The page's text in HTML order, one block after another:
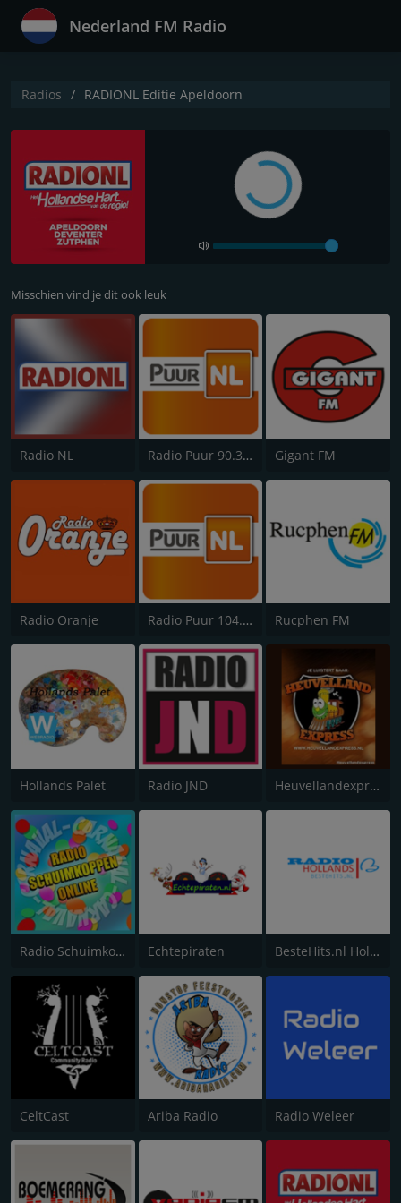
Nederland FM Radio
Radios RADIONL Editie Apeldoorn
Misschien vind je dit ook leuk
Radio NL Radio Puur 90.3 FM Zuidoost Brabant Gigant FM
Radio Oranje Radio Puur 104.3 FM West Brabant Rucphen FM
Hollands Palet Radio JND Heuvellandexpress
Radio Schuimkoppen Online Echtepiraten BesteHits.nl Hollands
CeltCast Ariba Radio Radio Weleer